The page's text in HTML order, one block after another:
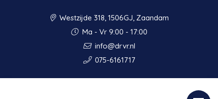
Westzijde 318, 1506GJ, Zaandam
Ma - Vr 9:00 - 17:00
info@drvr.nl
075-6161717